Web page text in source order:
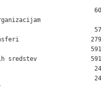
sredstev